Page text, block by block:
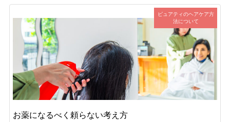
ピュアティのヘアケア方
法について
お薬になるべく頼らない考え方